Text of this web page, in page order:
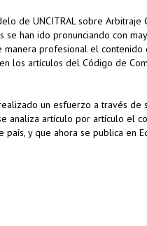
de UNCITRAL sobre Arbitraje
se han ido pronunciando con
profesional el contenido
los artículos del Código de
un esfuerzo a través de
analiza artículo por artículo el
y que ahora se publica en